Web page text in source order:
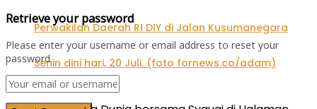
Retrieve your password
Please enter your username or email address to reset your
password.